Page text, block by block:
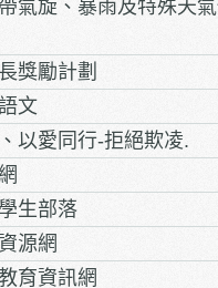
氣旋、暴雨及特殊天
獎勵計劃
文
以愛同行-拒絕欺凌.
生部落
源網
育資訊網